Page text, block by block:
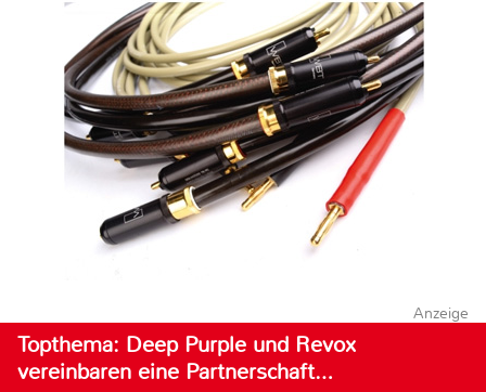
Anzeige
Topthema: Deep Purple und Revox
vereinbaren eine Partnerschaft…